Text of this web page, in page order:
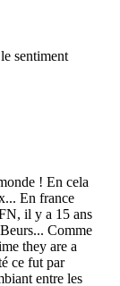
sentiment
! En cela
En france
il y a 15 ans
Comme
they are a
ce fut par
entre les